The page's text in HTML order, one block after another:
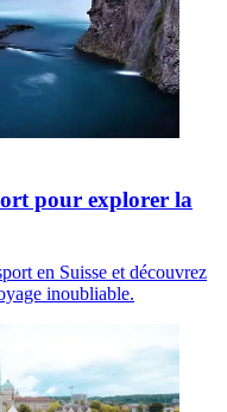
pour explorer la
en Suisse et découvrez
inoubliable.